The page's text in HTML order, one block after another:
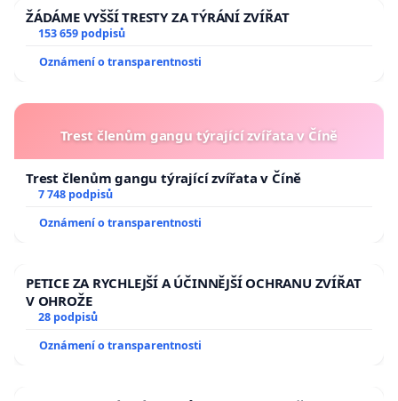
ŽÁDÁME VYŠŠÍ TRESTY ZA TÝRÁNÍ ZVÍŘAT
153 659 podpisů
Oznámení o transparentnosti
Trest členům gangu týrající zvířata v Číně
Trest členům gangu týrající zvířata v Číně
7 748 podpisů
Oznámení o transparentnosti
PETICE ZA RYCHLEJŠÍ A ÚČINNĚJŠÍ OCHRANU ZVÍŘAT
V OHROŽE
28 podpisů
Oznámení o transparentnosti